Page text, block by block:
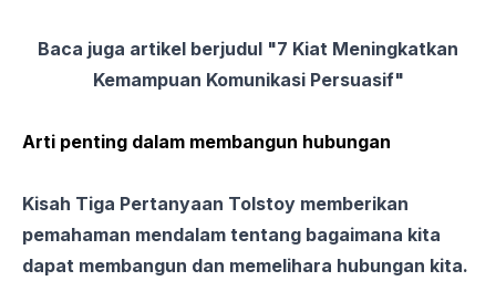
Baca juga artikel berjudul "7 Kiat Meningkatkan
Kemampuan Komunikasi Persuasif"
Arti penting dalam membangun hubungan
Kisah Tiga Pertanyaan Tolstoy memberikan
pemahaman mendalam tentang bagaimana kita
dapat membangun dan memelihara hubungan kita.